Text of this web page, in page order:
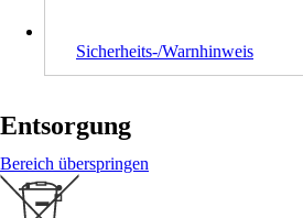
Sicherheits-/Warnhinweis
Entsorgung
Bereich überspringen